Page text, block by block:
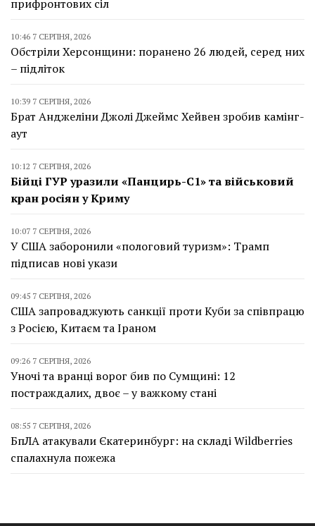
прифронтових сіл
10:46 7 СЕРПНЯ, 2026
Обстріли Херсонщини: поранено 26 людей, серед них
– підліток
10:39 7 СЕРПНЯ, 2026
Брат Анджеліни Джолі Джеймс Хейвен зробив камінг-
аут
10:12 7 СЕРПНЯ, 2026
Бійці ГУР уразили «Панцирь-С1» та військовий
кран росіян у Криму
10:07 7 СЕРПНЯ, 2026
У США заборонили «пологовий туризм»: Трамп
підписав нові укази
09:45 7 СЕРПНЯ, 2026
США запроваджують санкції проти Куби за співпрацю
з Росією, Китаєм та Іраном
09:26 7 СЕРПНЯ, 2026
Уночі та вранці ворог бив по Сумщині: 12
постраждалих, двоє – у важкому стані
08:55 7 СЕРПНЯ, 2026
БпЛА атакували Єкатеринбург: на складі Wildberries
спалахнула пожежа